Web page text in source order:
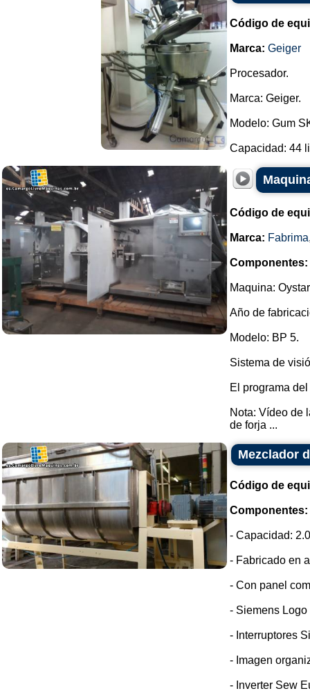
Código de
Marca: Geiger
Procesador.
Marca: Geiger.
Modelo: Gum
Capacidad: 44
Código de
Marca: Fabrima
Componentes:
Maquina:
Año de
Modelo: BP 5.
Sistema de
El programa
Nota: Vídeo de
de forja ...
Mezclador
Código de
Componentes:
- Capacidad:
- Fabricado en
- Con panel
- Siemens Logo
- Interruptores
- Imagen
- Inverter Sew